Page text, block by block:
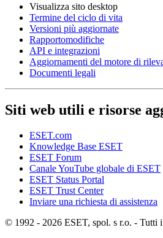
Visualizza sito desktop
Termine del ciclo di vita
Versioni più aggiornate
Rapportomodifiche
API e integrazioni
Aggiornamenti del motore di
Documenti legali
Siti web utili e risorse
ESET.com
Knowledge Base ESET
ESET Forum
Canale YouTube globale di ESET
ESET Status Portal
ESET Trust Center
Inviare una richiesta di assistenza
© 1992 - 2026 ESET, spol. s r.o. - Tutti